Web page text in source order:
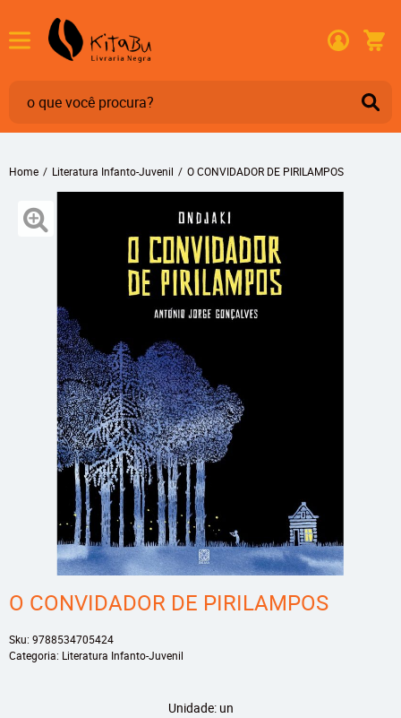
Home Literatura Infanto-Juvenil O CONVIDADOR DE PIRILAMPOS
O CONVIDADOR DE PIRILAMPOS
Sku: 9788534705424
Categoria: Literatura Infanto-Juvenil
Unidade: un